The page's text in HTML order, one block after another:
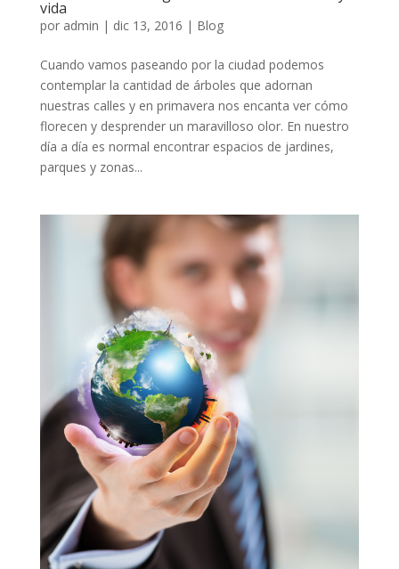
vida
por admin | dic 13, 2016 | Blog
Cuando vamos paseando por la ciudad podemos
contemplar la cantidad de árboles que adornan
nuestras calles y en primavera nos encanta ver cómo
florecen y desprender un maravilloso olor. En nuestro
día a día es normal encontrar espacios de jardines,
parques y zonas...